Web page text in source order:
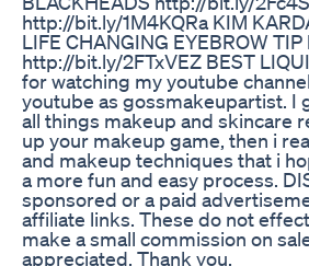
http://bit.ly/1M4KQRa KIM
LIFE CHANGING EYEBROW
http://bit.ly/2FTxVEZ BEST
for watching my youtube
youtube as gossmakeupartist. I
all things makeup and skincare
up your makeup game, then i
and makeup techniques that i
a more fun and easy process.
sponsored or a paid
affiliate links. These do not
make a small commission on
appreciated. Thank you.